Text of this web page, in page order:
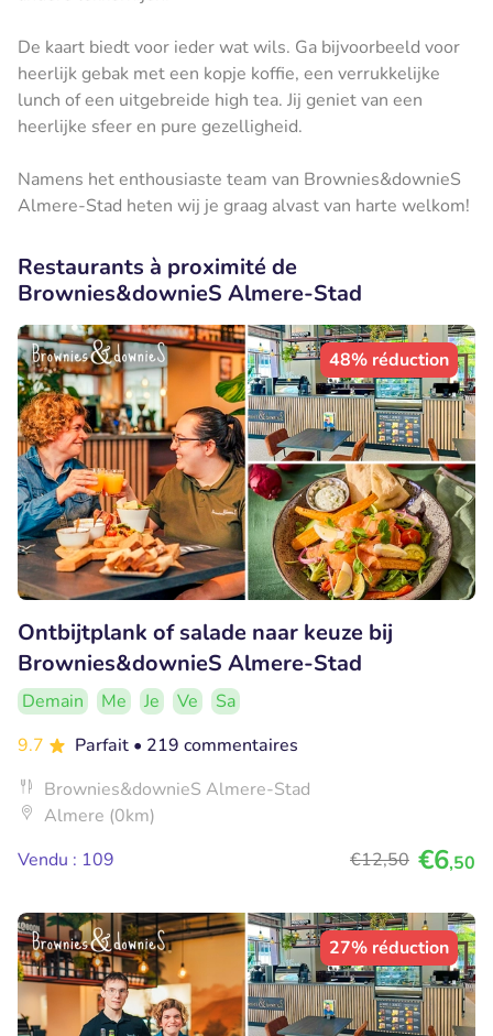
De kaart biedt voor ieder wat wils. Ga bijvoorbeeld voor
heerlijk gebak met een kopje koffie, een verrukkelijke
lunch of een uitgebreide high tea. Jij geniet van een
heerlijke sfeer en pure gezelligheid.
Namens het enthousiaste team van Brownies&downieS
Almere-Stad heten wij je graag alvast van harte welkom!
Restaurants à proximité de
Brownies&downieS Almere-Stad
48% réduction
Ontbijtplank of salade naar keuze bij
Brownies&downieS Almere-Stad
Demain Me Je Ve
Sa
9.7
Parfait • 219 commentaires
Brownies&downieS Almere-Stad
Almere (0km)
Vendu : 109
€12,50 €6,50
27% réduction